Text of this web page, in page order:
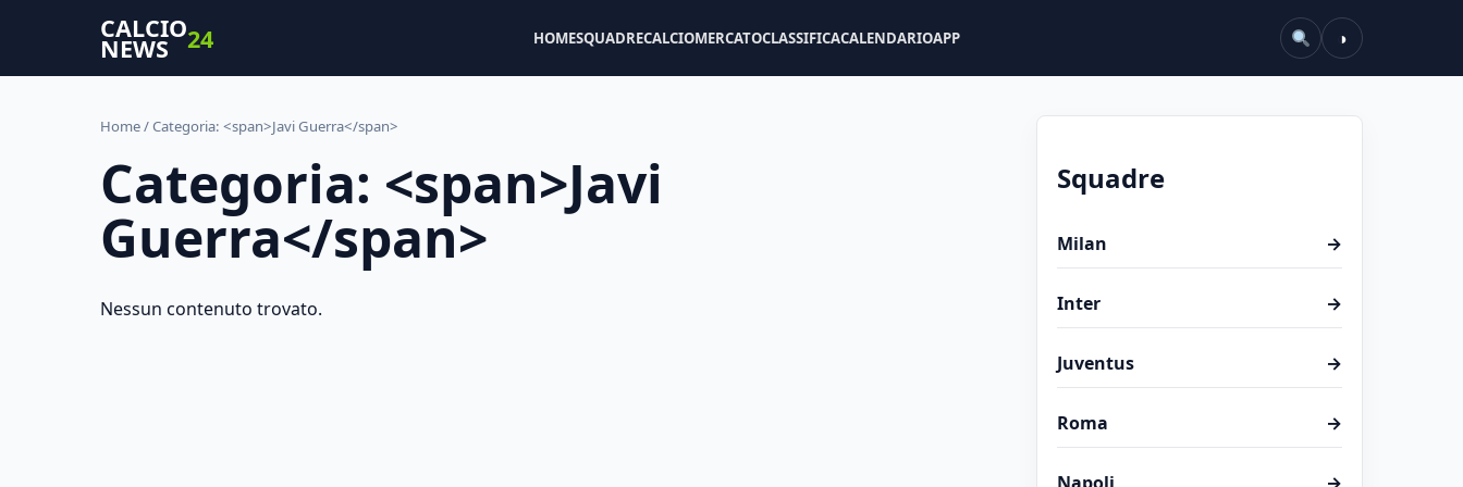
CALCIO
NEWS 24 HOMESQUADRECALCIOMERCATOCLASSIFICACALENDARIOAPP ◑
Home/ Categoria: <span>Javi Guerra</span>
Categoria: <span>Javi
Guerra</span>
Nessun contenuto trovato.
Squadre
Milan →
Inter →
Juventus →
Roma →